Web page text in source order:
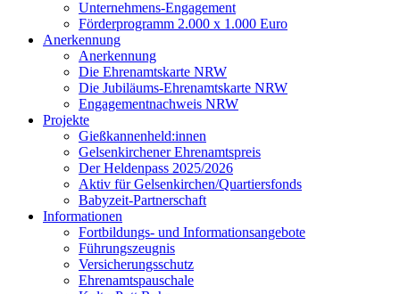
Unternehmens-Engagement
Förderprogramm 2.000 x 1.000 Euro
Anerkennung
Anerkennung
Die Ehrenamtskarte NRW
Die Jubiläums-Ehrenamtskarte NRW
Engagementnachweis NRW
Projekte
Gießkannenheld:innen
Gelsenkirchener Ehrenamtspreis
Der Heldenpass 2025/2026
Aktiv für Gelsenkirchen/Quartiersfonds
Babyzeit-Partnerschaft
Informationen
Fortbildungs- und Informationsangebote
Führungszeugnis
Versicherungsschutz
Ehrenamtspauschale